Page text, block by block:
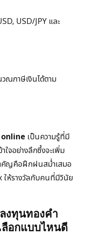
USD/JPY และ
วณภาษีเงินได้ตาม
เป็นความรู้ที่มี
ใจอย่างลึกซึ้งจะเพิ่ม
ำคัญคือฝึกฝนสม่ำเสมอ
ให้รางวัลกับคนที่มีวินัย
งทุนทองคำ
ลือกแบบไหนดี